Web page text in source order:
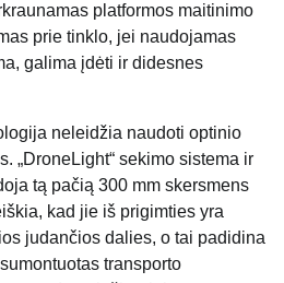
platformos maitinimo
prie tinklo, jei naudojamas
galima įdėti ir didesnes
neleidžia naudoti optinio
„DroneLight“ sekimo sistema ir
tą pačią 300 mm skersmens
kad jie iš prigimties yra
judančios dalies, o tai padidina
transporto